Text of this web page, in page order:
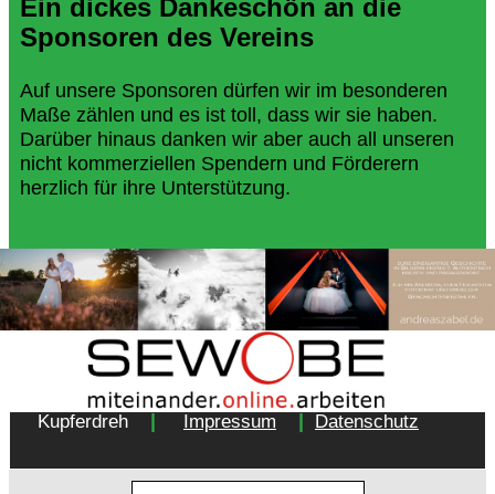
Ein dickes Dankeschön an die
Sponsoren des Vereins
Auf unsere Sponsoren dürfen wir im besonderen
Maße zählen und es ist toll, dass wir sie haben.
Darüber hinaus danken wir aber auch all unseren
nicht kommerziellen Spendern und Förderern
herzlich für ihre Unterstützung.
Copyright 2018 - Turnverein 1877 e.V. Essen-
Kupferdreh
| Impressum | Datenschutz